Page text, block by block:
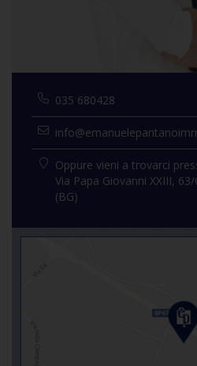
035 680428
Oppure vieni a trovarci
Via Papa Giovanni XXIII,
(BG)